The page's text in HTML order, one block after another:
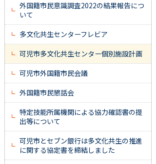
外国籍市民意識調査2022の結果報告につ
いて
多文化共生センターフレビア
可児市多文化共生センター個別施設計画
可児市外国籍市民会議
外国籍市民懇話会
特定技能所属機関による協力確認書の提
出等について
可児市とセブン銀行は多文化共生の推進
に関する協定書を締結しました